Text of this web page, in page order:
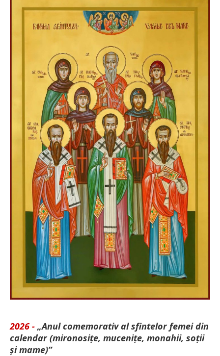
2026 - „Anul comemorativ al sfintelor femei din
calendar (mironosițe, mu­cenițe, monahii, soții
și mame)”